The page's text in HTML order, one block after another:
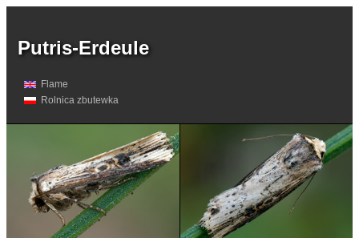
Putris-Erdeule
Flame
Rolnica zbutewka